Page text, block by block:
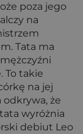
poza jego
na
Tata ma
To takie
na jej
odkrywa, że
wyróżnia
debiut Leo